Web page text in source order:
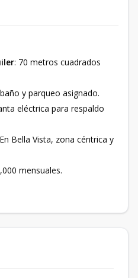
: 70 metros cuadrados
y parqueo asignado.
eléctrica para respaldo
Bella Vista, zona céntrica y
mensuales.